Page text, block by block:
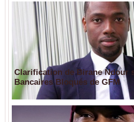
Clarification de Birane Ndour
Bancaires Bloqués de GFM